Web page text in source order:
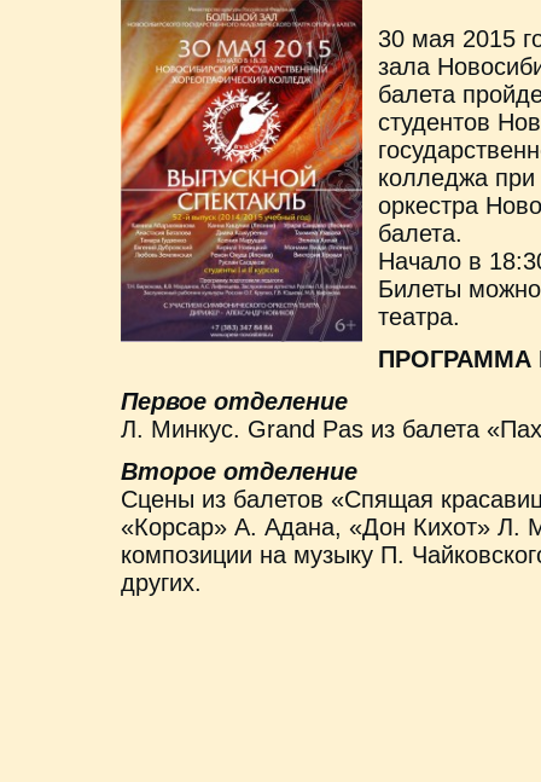
30 мая 2015
зала
балета
студентов
колледжа при
оркестра
балета.
Начало в
Билеты можно
театра.
ПРОГРАММА
Первое отделение
Л. Минкус. Grand Pas из балета
Второе отделение
Сцены из балетов «Спящая
«Корсар» А. Адана, «Дон Кихот» Л.
композиции на музыку П.
других.